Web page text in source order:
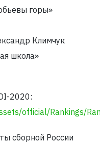
горы»
Климчук
школа»
2020:
official/Rankings/
сборной России